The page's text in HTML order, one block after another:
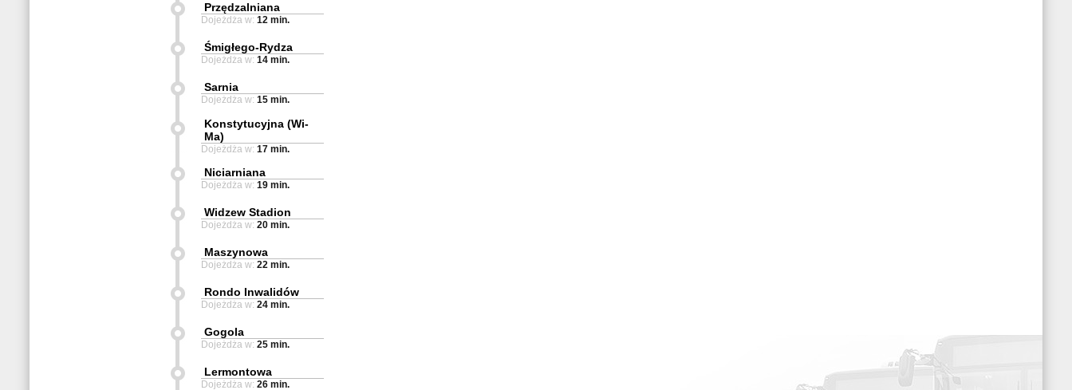
Przędzalniana
Dojeżdża w: 12 min.
Śmigłego-Rydza
Dojeżdża w: 14 min.
Sarnia
Dojeżdża w: 15 min.
Konstytucyjna (Wi-
Ma)
Dojeżdża w: 17 min.
Niciarniana
Dojeżdża w: 19 min.
Widzew Stadion
Dojeżdża w: 20 min.
Maszynowa
Dojeżdża w: 22 min.
Rondo Inwalidów
Dojeżdża w: 24 min.
Gogola
Dojeżdża w: 25 min.
Lermontowa
Dojeżdża w: 26 min.